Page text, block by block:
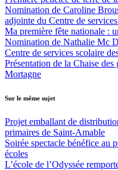
Nomination de Caroline
adjointe du Centre de
Ma première fête nationale :
Nomination de Nathalie Mc
Centre de services scolaire
Présentation de la Chaise
Mortagne
Sur le même sujet
Projet emballant de
primaires de Saint-Amable
Soirée spectacle bénéfice au
écoles
L’école de l’Odyssée